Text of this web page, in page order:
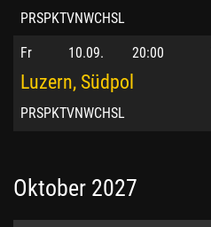
PRSPKTVNWCHSL
Fr 10.09. 20:00
Luzern, Südpol
PRSPKTVNWCHSL
Oktober 2027